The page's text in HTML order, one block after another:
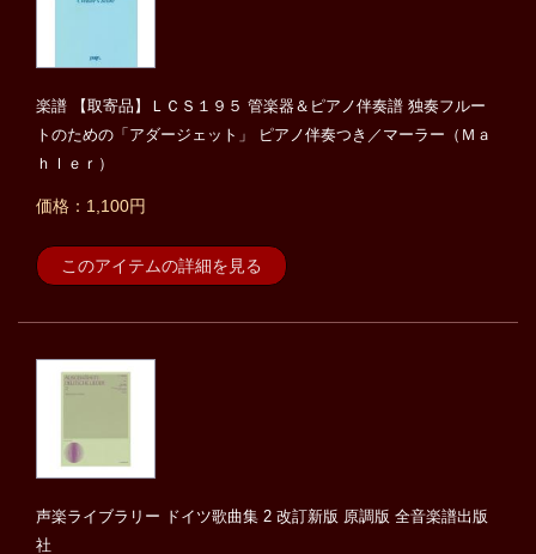
楽譜 【取寄品】ＬＣＳ１９５ 管楽器＆ピアノ伴奏譜 独奏フルー
トのための「アダージェット」 ピアノ伴奏つき／マーラー（Ｍａ
ｈｌｅｒ）
価格：1,100円
このアイテムの詳細を見る
声楽ライブラリー ドイツ歌曲集 2 改訂新版 原調版 全音楽譜出版
社